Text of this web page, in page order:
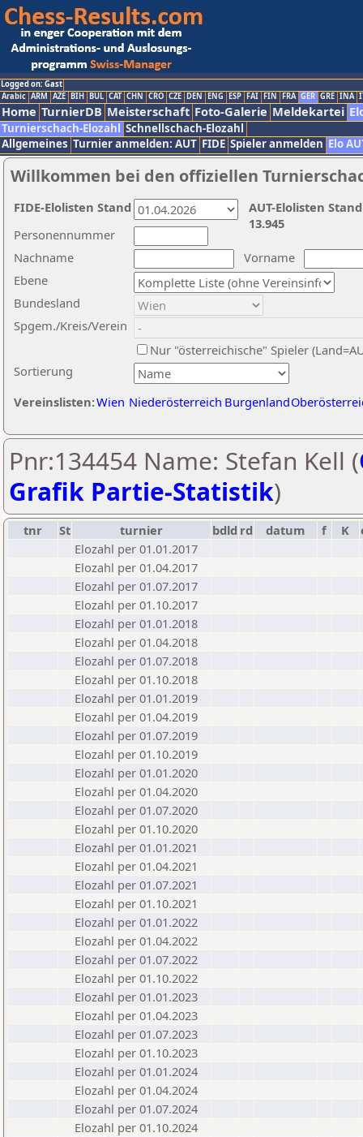
Logged on: Gast
Arabic ARM AZE BIH BUL CAT CHN CRO CZE DEN ENG ESP FAI FIN FRA GER GRE INA
Home TurnierDB Meisterschaft Foto-Galerie Meldekartei
Turnierschach-Elozahl Schnellschach-Elozahl
Allgemeines Turnier anmelden: AUT FIDE Spieler anmelden Elo
Willkommen bei den offiziellen
Nachname
Vorname
Ebene
Sortierung
Personennummer
Bundesland
Spgem./Kreis/Verein
Nur "österreichische" Spieler
Vereinslisten:Wien Niederösterreich Burgenland
AUT-Elolisten
13.945
FIDE-Elolisten Stand
Pnr:134454 Name: Stefan Kell (
Grafik Partie-Statistik)
tnr St turnier bdld rd datum f K
Elozahl per 01.01.2017
Elozahl per 01.04.2017
Elozahl per 01.07.2017
Elozahl per 01.10.2017
Elozahl per 01.01.2018
Elozahl per 01.04.2018
Elozahl per 01.07.2018
Elozahl per 01.10.2018
Elozahl per 01.01.2019
Elozahl per 01.04.2019
Elozahl per 01.07.2019
Elozahl per 01.10.2019
Elozahl per 01.01.2020
Elozahl per 01.04.2020
Elozahl per 01.07.2020
Elozahl per 01.10.2020
Elozahl per 01.01.2021
Elozahl per 01.04.2021
Elozahl per 01.07.2021
Elozahl per 01.10.2021
Elozahl per 01.01.2022
Elozahl per 01.04.2022
Elozahl per 01.07.2022
Elozahl per 01.10.2022
Elozahl per 01.01.2023
Elozahl per 01.04.2023
Elozahl per 01.07.2023
Elozahl per 01.10.2023
Elozahl per 01.01.2024
Elozahl per 01.04.2024
Elozahl per 01.07.2024
Elozahl per 01.10.2024